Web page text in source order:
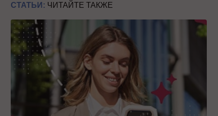
СТАТЬИ: ЧИТАЙТЕ ТАКЖЕ